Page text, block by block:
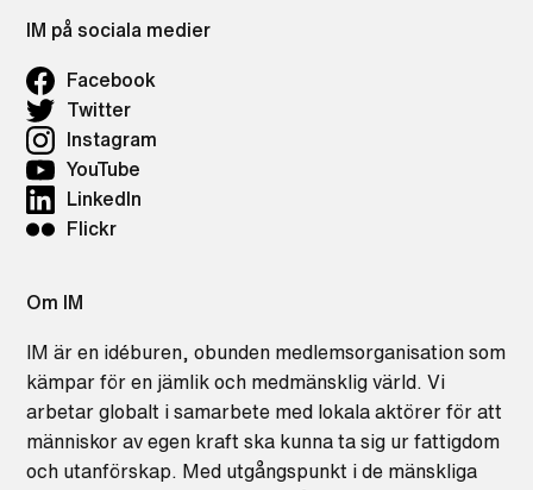
IM på sociala medier
Facebook
Twitter
Instagram
YouTube
LinkedIn
Flickr
Om IM
IM är en idéburen, obunden medlemsorganisation som
kämpar för en jämlik och medmänsklig värld. Vi
arbetar globalt i samarbete med lokala aktörer för att
människor av egen kraft ska kunna ta sig ur fattigdom
och utanförskap. Med utgångspunkt i de mänskliga